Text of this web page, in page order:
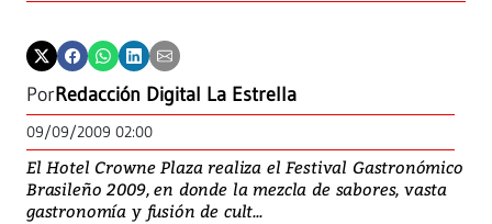
PorRedacción Digital La Estrella
09/09/2009 02:00
El Hotel Crowne Plaza realiza el Festival Gastronómico
Brasileño 2009, en donde la mezcla de sabores, vasta
gastronomía y fusión de cult...